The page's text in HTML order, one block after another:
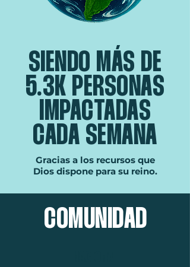
SIENDO MÁS DE
5.3K PERSONAS
IMPACTADAS
CADA SEMANA
Gracias a los recursos que
Dios dispone para su reino.
COMUNIDAD